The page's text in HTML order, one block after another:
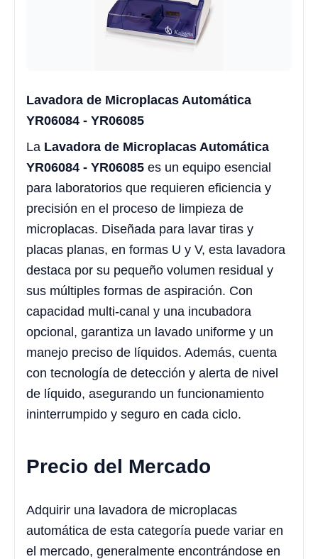
Lavadora de Microplacas Automática
YR06084 - YR06085
La Lavadora de Microplacas Automática
YR06084 - YR06085 es un equipo esencial
para laboratorios que requieren eficiencia y
precisión en el proceso de limpieza de
microplacas. Diseñada para lavar tiras y
placas planas, en formas U y V, esta lavadora
destaca por su pequeño volumen residual y
sus múltiples formas de aspiración. Con
capacidad multi-canal y una incubadora
opcional, garantiza un lavado uniforme y un
manejo preciso de líquidos. Además, cuenta
con tecnología de detección y alerta de nivel
de líquido, asegurando un funcionamiento
ininterrumpido y seguro en cada ciclo.
Precio del Mercado
Adquirir una lavadora de microplacas
automática de esta categoría puede variar en
el mercado, generalmente encontrándose en